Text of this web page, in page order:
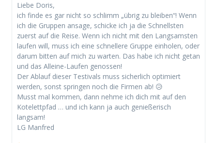
Liebe Doris,
ich finde es gar nicht so schlimm „übrig zu bleiben“! Wenn
ich die Gruppen ansage, schicke ich ja die Schnellsten
zuerst auf die Reise. Wenn ich nicht mit den Langsamsten
laufen will, muss ich eine schnellere Gruppe einholen, oder
darum bitten auf mich zu warten. Das habe ich nicht getan
und das Alleine-Laufen genossen!
Der Ablauf dieser Testivals muss sicherlich optimiert
werden, sonst springen noch die Firmen ab! 😥
Musst mal kommen, dann nehme ich dich mit auf den
Kotelettpfad … und ich kann ja auch genießerisch
langsam!
LG Manfred